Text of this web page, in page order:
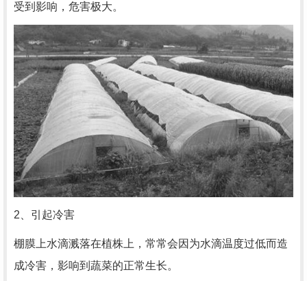
受到影响，危害极大。
2、引起冷害
棚膜上水滴溅落在植株上，常常会因为水滴温度过低而造
成冷害，影响到蔬菜的正常生长。